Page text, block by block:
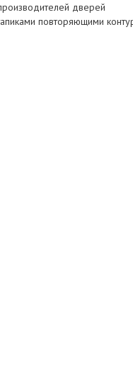
дверей
повторяющими